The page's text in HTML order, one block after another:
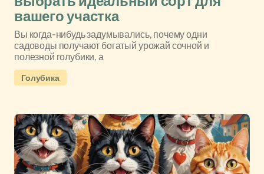
вашего участка
Вы когда-нибудь задумывались, почему одни
садоводы получают богатый урожай сочной и
полезной голубики, а
Голубика